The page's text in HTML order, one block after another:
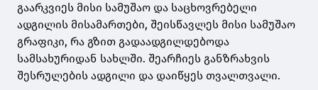
გაარკვიეს მისი სამუშაო და საცხოვრებელი
ადგილის მისამართები, შეისწავლეს მისი სამუშაო
გრაფიკი, რა გზით გადაადგილდებოდა
სამსახურიდან სახლში. შეარჩიეს განზრახვის
შესრულების ადგილი და დაიწყეს თვალთვალი.